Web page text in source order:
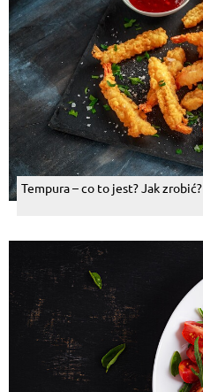
Tempura – co to jest? Jak zrobić?